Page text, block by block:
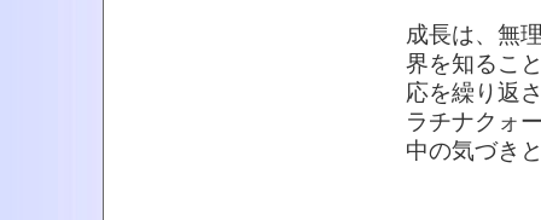
成長は、無
界を知るこ
応を繰り返
ラチナクォ
中の気づき